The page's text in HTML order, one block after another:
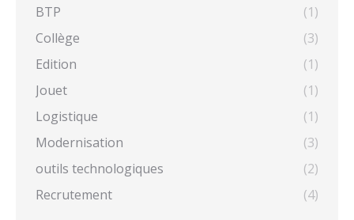
BTP
(1)
Collège
(3)
Edition
(1)
Jouet
(1)
Logistique
(1)
Modernisation
(3)
outils technologiques
(2)
Recrutement
(4)